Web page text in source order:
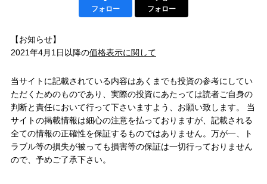
フォロー フォロー
【お知らせ】
2021年4月1日以降の価格表示に関して
当サイトに記載されている内容はあくまでも投資の参考にしてい
ただくためのものであり、実際の投資にあたっては読者ご自身の
判断と責任において行って下さいますよう、お願い致します。 当
サイトの掲載情報は細心の注意を払っておりますが、記載される
全ての情報の正確性を保証するものではありません。万が一、ト
ラブル等の損失が被っても損害等の保証は一切行っておりません
ので、予めご了承下さい。